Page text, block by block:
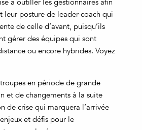
à outiller les gestionnaires afin
leur posture de leader-coach qui
de celle d’avant, puisqu’ils
gérer des équipes qui sont
ou encore hybrides. Voyez
en période de grande
et de changements à la suite
de crise qui marquera l’arrivée
et défis pour le